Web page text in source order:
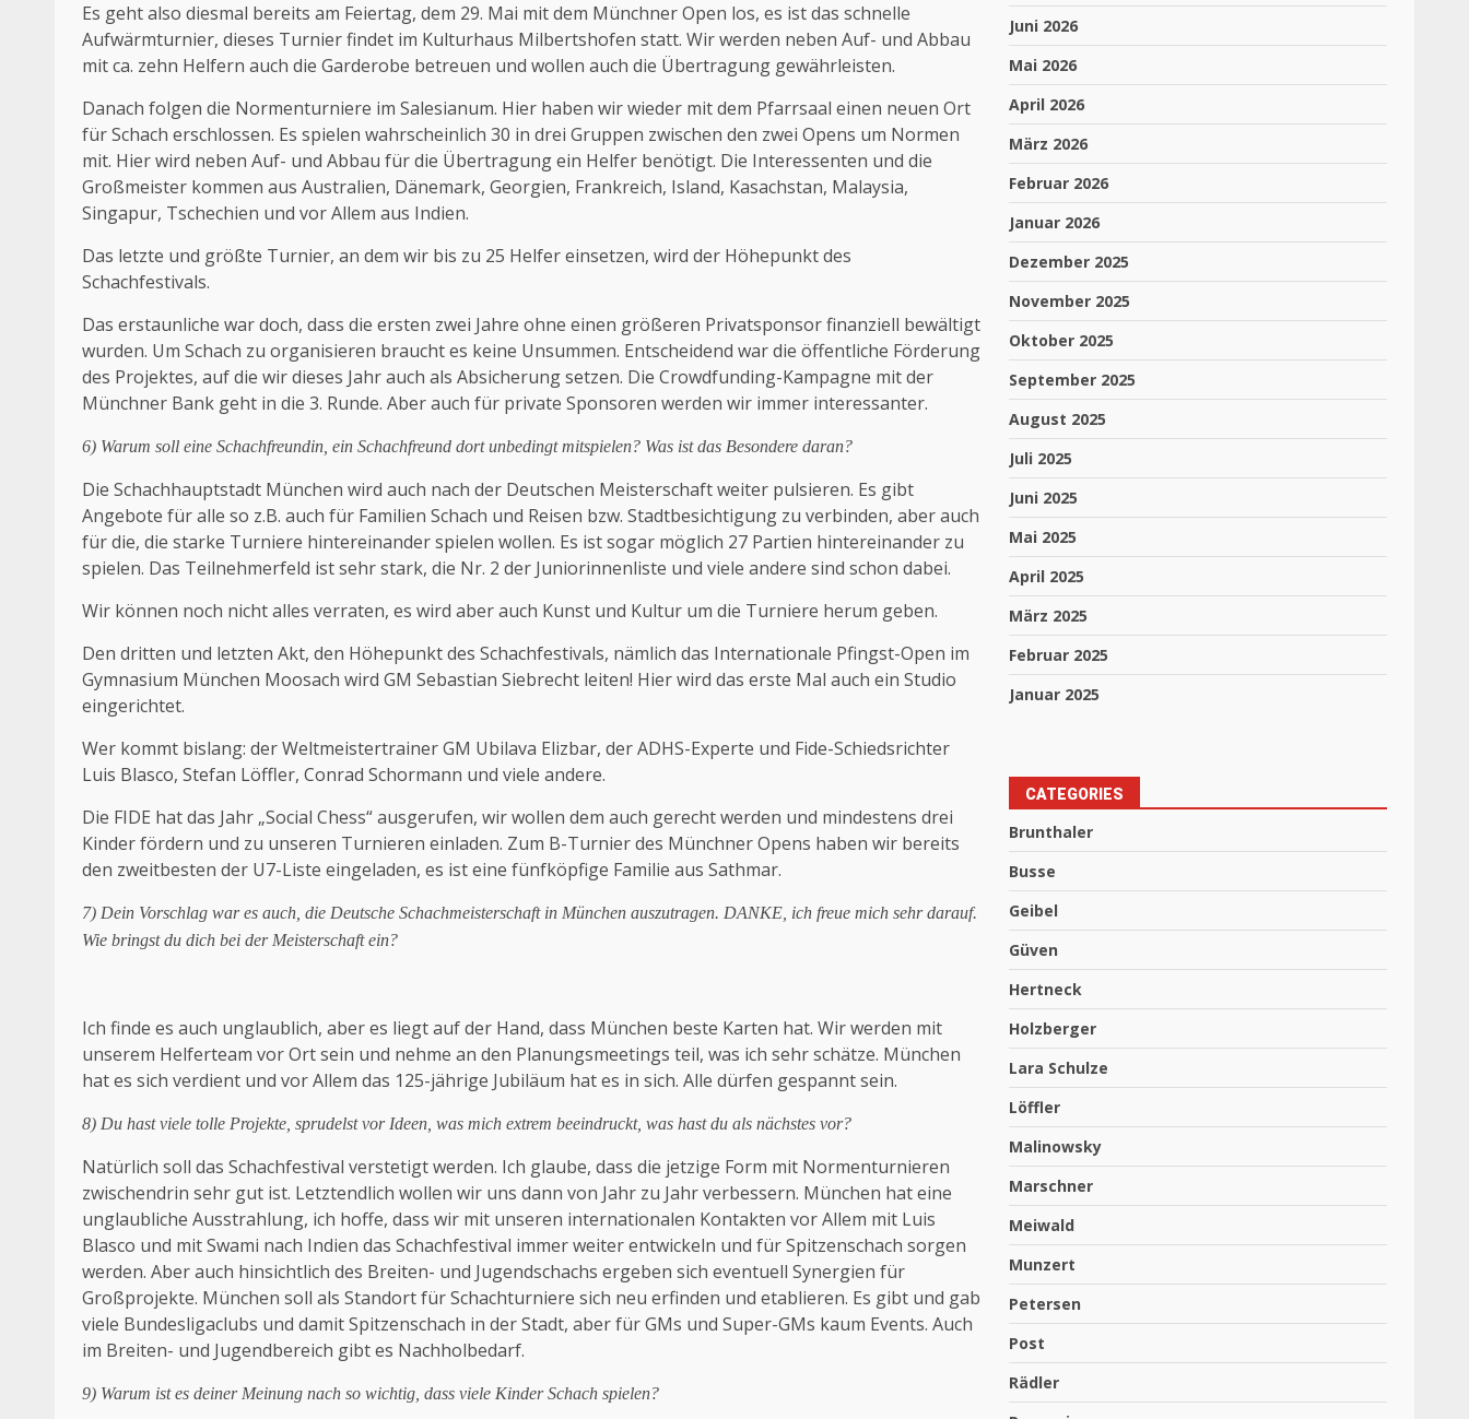
Es geht also diesmal bereits am Feiertag, dem 29. Mai mit dem Münchner Open los, es ist das schnelle
Aufwärmturnier, dieses Turnier findet im Kulturhaus Milbertshofen statt. Wir werden neben Auf- und Abbau
mit ca. zehn Helfern auch die Garderobe betreuen und wollen auch die Übertragung gewährleisten.
Danach folgen die Normenturniere im Salesianum. Hier haben wir wieder mit dem Pfarrsaal einen neuen Ort
für Schach erschlossen. Es spielen wahrscheinlich 30 in drei Gruppen zwischen den zwei Opens um Normen
mit. Hier wird neben Auf- und Abbau für die Übertragung ein Helfer benötigt. Die Interessenten und die
Großmeister kommen aus Australien, Dänemark, Georgien, Frankreich, Island, Kasachstan, Malaysia,
Singapur, Tschechien und vor Allem aus Indien.
Das letzte und größte Turnier, an dem wir bis zu 25 Helfer einsetzen, wird der Höhepunkt des
Schachfestivals.
Das erstaunliche war doch, dass die ersten zwei Jahre ohne einen größeren Privatsponsor finanziell bewältigt
wurden. Um Schach zu organisieren braucht es keine Unsummen. Entscheidend war die öffentliche Förderung
des Projektes, auf die wir dieses Jahr auch als Absicherung setzen. Die Crowdfunding-Kampagne mit der
Münchner Bank geht in die 3. Runde. Aber auch für private Sponsoren werden wir immer interessanter.
6) Warum soll eine Schachfreundin, ein Schachfreund dort unbedingt mitspielen? Was ist das Besondere daran?
Die Schachhauptstadt München wird auch nach der Deutschen Meisterschaft weiter pulsieren. Es gibt
Angebote für alle so z.B. auch für Familien Schach und Reisen bzw. Stadtbesichtigung zu verbinden, aber auch
für die, die starke Turniere hintereinander spielen wollen. Es ist sogar möglich 27 Partien hintereinander zu
spielen. Das Teilnehmerfeld ist sehr stark, die Nr. 2 der Juniorinnenliste und viele andere sind schon dabei.
Wir können noch nicht alles verraten, es wird aber auch Kunst und Kultur um die Turniere herum geben.
Den dritten und letzten Akt, den Höhepunkt des Schachfestivals, nämlich das Internationale Pfingst-Open im
Gymnasium München Moosach wird GM Sebastian Siebrecht leiten! Hier wird das erste Mal auch ein Studio
eingerichtet.
Wer kommt bislang: der Weltmeistertrainer GM Ubilava Elizbar, der ADHS-Experte und Fide-Schiedsrichter
Luis Blasco, Stefan Löffler, Conrad Schormann und viele andere.
Die FIDE hat das Jahr „Social Chess“ ausgerufen, wir wollen dem auch gerecht werden und mindestens drei
Kinder fördern und zu unseren Turnieren einladen. Zum B-Turnier des Münchner Opens haben wir bereits
den zweitbesten der U7-Liste eingeladen, es ist eine fünfköpfige Familie aus Sathmar.
7) Dein Vorschlag war es auch, die Deutsche Schachmeisterschaft in München auszutragen. DANKE, ich freue mich sehr darauf.
Wie bringst du dich bei der Meisterschaft ein?
Ich finde es auch unglaublich, aber es liegt auf der Hand, dass München beste Karten hat. Wir werden mit
unserem Helferteam vor Ort sein und nehme an den Planungsmeetings teil, was ich sehr schätze. München
hat es sich verdient und vor Allem das 125-jährige Jubiläum hat es in sich. Alle dürfen gespannt sein.
8) Du hast viele tolle Projekte, sprudelst vor Ideen, was mich extrem beeindruckt, was hast du als nächstes vor?
Natürlich soll das Schachfestival verstetigt werden. Ich glaube, dass die jetzige Form mit Normenturnieren
zwischendrin sehr gut ist. Letztendlich wollen wir uns dann von Jahr zu Jahr verbessern. München hat eine
unglaubliche Ausstrahlung, ich hoffe, dass wir mit unseren internationalen Kontakten vor Allem mit Luis
Blasco und mit Swami nach Indien das Schachfestival immer weiter entwickeln und für Spitzenschach sorgen
werden. Aber auch hinsichtlich des Breiten- und Jugendschachs ergeben sich eventuell Synergien für
Großprojekte. München soll als Standort für Schachturniere sich neu erfinden und etablieren. Es gibt und gab
viele Bundesligaclubs und damit Spitzenschach in der Stadt, aber für GMs und Super-GMs kaum Events. Auch
im Breiten- und Jugendbereich gibt es Nachholbedarf.
9) Warum ist es deiner Meinung nach so wichtig, dass viele Kinder Schach spielen?
Juni 2026
Mai 2026
April 2026
März 2026
Februar 2026
Januar 2026
Dezember 2025
November 2025
Oktober 2025
September 2025
August 2025
Juli 2025
Juni 2025
Mai 2025
April 2025
März 2025
Februar 2025
Januar 2025
CATEGORIES
Brunthaler
Busse
Geibel
Güven
Hertneck
Holzberger
Lara Schulze
Löffler
Malinowsky
Marschner
Meiwald
Munzert
Petersen
Post
Rädler